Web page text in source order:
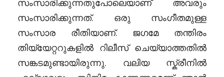
സംസാരിക്കുന്നതുപോലെയാണ് അവരും
സംസാരിക്കുന്നത്. ഒരു സംഗീതമുള്ള
സംസാര രീതിയാണ്. ജഗമേ തന്തിരം
തിയ്യേറ്ററുകളിൽ റിലീസ് ചെയ്യാത്തതിൽ
സങ്കടമുണ്ടായിരുന്നു. വലിയ സ്ക്രീനിൽ